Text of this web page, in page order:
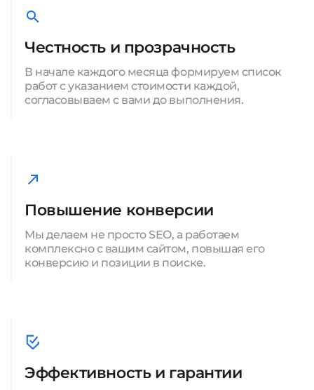
Честность и прозрачность
В начале каждого месяца формируем список
работ с указанием стоимости каждой,
согласовываем с вами до выполнения.
Повышение конверсии
Мы делаем не просто SEO, а работаем
комплексно с вашим сайтом, повышая его
конверсию и позиции в поиске.
Эффективность и гарантии